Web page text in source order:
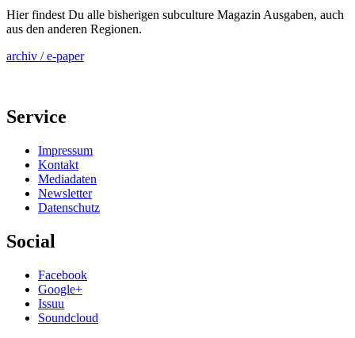
Hier findest Du alle bisherigen subculture Magazin Ausgaben, auch
aus den anderen Regionen.
archiv / e-paper
Service
Impressum
Kontakt
Mediadaten
Newsletter
Datenschutz
Social
Facebook
Google+
Issuu
Soundcloud